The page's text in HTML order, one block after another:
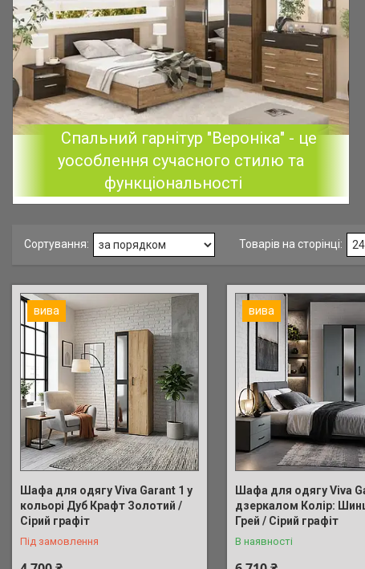
Спальний гарнітур "Вероніка" - це
уособлення сучасного стилю та
функціональності
вива
Шафа для одягу Viva Garant 1 у
кольорі Дуб Крафт Золотий /
Сірий графіт
Під замовлення
вива
Шафа для одягу Viva
дзеркалом Колір:
Грей / Сірий графіт
В наявності